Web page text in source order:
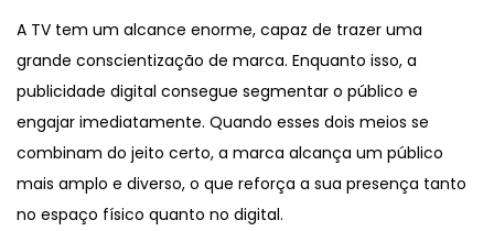
A TV tem um alcance enorme, capaz de trazer uma
grande conscientização de marca. Enquanto isso, a
publicidade digital consegue segmentar o público e
engajar imediatamente. Quando esses dois meios se
combinam do jeito certo, a marca alcança um público
mais amplo e diverso, o que reforça a sua presença tanto
no espaço físico quanto no digital.